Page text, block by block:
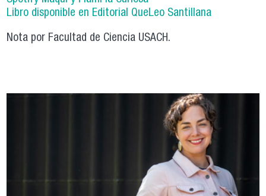
Libro disponible en Editorial QueLeo Santillana
Nota por Facultad de Ciencia USACH.